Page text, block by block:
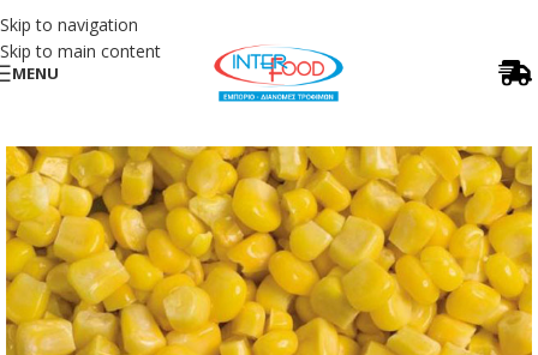
Skip to navigation
Skip to main content
MENU